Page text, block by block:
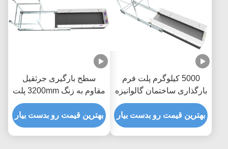
5000 کیلوگرم پلت فرم
بارگذاری ساختمان گالوانیزه
گرم MLP4200
بهترین قیمت رو بدست بیار
سطح بارگیری جرثقیل
مقاوم به زنگ 3200mm پلت
فرم بلند کردن مواد
بهترین قیمت رو بدست بیار